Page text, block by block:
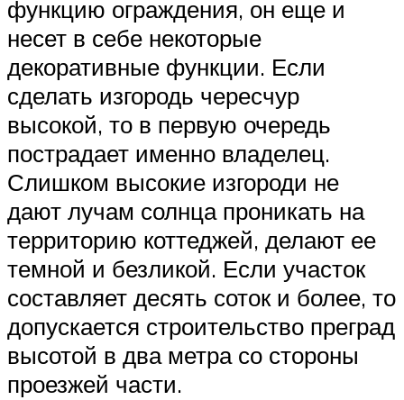
функцию ограждения, он еще и
несет в себе некоторые
декоративные функции. Если
сделать изгородь чересчур
высокой, то в первую очередь
пострадает именно владелец.
Слишком высокие изгороди не
дают лучам солнца проникать на
территорию коттеджей, делают ее
темной и безликой. Если участок
составляет десять соток и более, то
допускается строительство преград
высотой в два метра со стороны
проезжей части.